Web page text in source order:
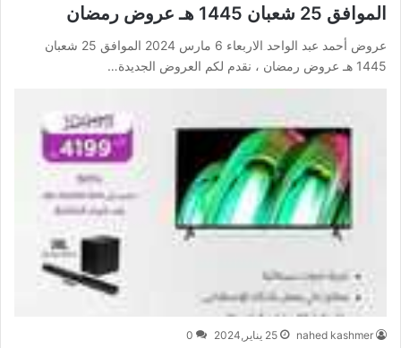
الموافق 25 شعبان 1445 هـ عروض رمضان
عروض أحمد عبد الواحد الاربعاء 6 مارس 2024 الموافق 25 شعبان
1445 هـ عروض رمضان ، نقدم لكم العروض الجديدة…
nahed kashmer 25 يناير,2024 0